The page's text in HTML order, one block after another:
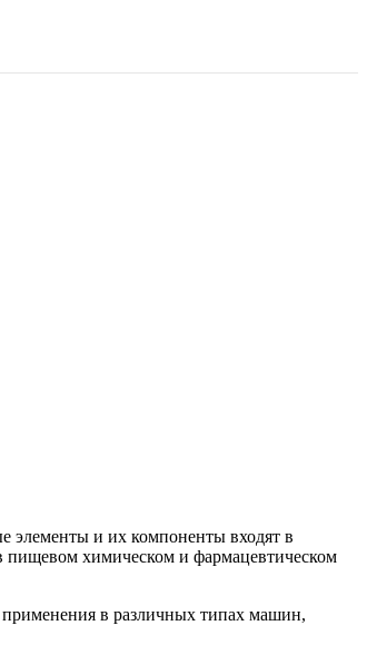
элементы и их компоненты входят в
пищевом химическом и фармацевтическом
в различных типах машин,